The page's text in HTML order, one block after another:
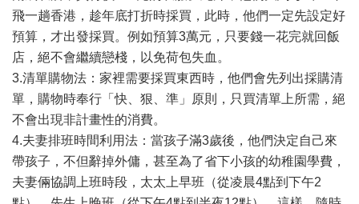
飛一趟香港，趁年底打折時採買，此時，他們一定先設定好
預算，才出發採買。例如預算3萬元，只要錢一花完就回飯
店，絕不會繼續戀棧，以免荷包失血。
3.清單購物法：家裡需要採買東西時，他們會先列出採購清
單，購物時奉行「快、狠、準」原則，只買清單上所需，絕
不會出現非計畫性的消費。
4.夫妻排班時間利用法：當孩子滿3歲後，他們決定自己來
帶孩子，不但辭掉外傭，甚至為了省下小孩的幼稚園學費，
夫妻倆協調上班時段，太太上早班（從凌晨4點到下午2